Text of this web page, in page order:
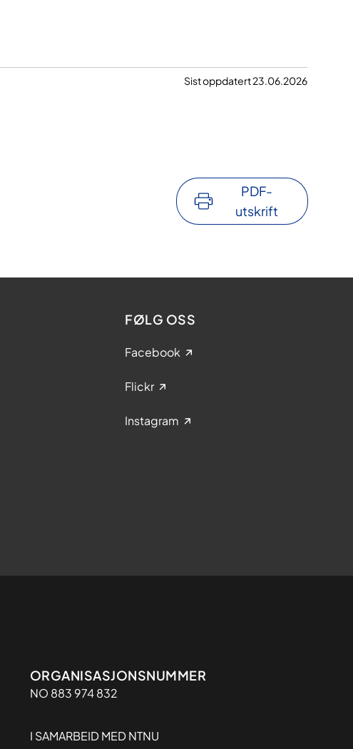
Sist oppdatert 23.06.2026
PDF-
utskrift
FØLG OSS
Facebook
Flickr
Instagram
Organisasjon
ORGANISASJONSNUMMER
NO 883 974 832
I SAMARBEID MED NTNU